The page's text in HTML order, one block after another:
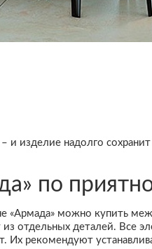
и изделие надолго
по
«Армада» можно купить
отдельных деталей. Все
Их рекомендуют